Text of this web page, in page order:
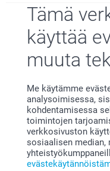
Tämä
käyttää
muuta
Me käytämme
analysoimisessa,
kohdentamisessa
toimintojen
verkkosivuston
sosiaalisen median,
23.7.2026
Todella nätti
2.7.2026
Kuva oli kovin pieni.
Sisko Jaakkola,
16.6.2026